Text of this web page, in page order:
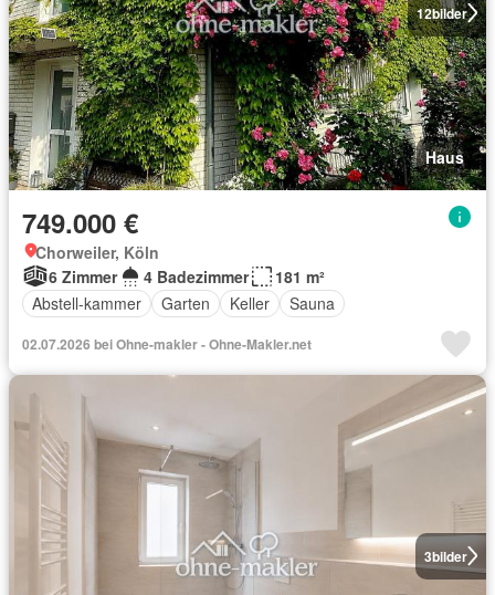
12bilder
Haus
749.000 €
Chorweiler, Köln
6 Zimmer
4 Badezimmer
181 m²
Abstell-kammer
Garten Keller Sauna
02.07.2026 bei Ohne-makler - Ohne-Makler.net
3bilder